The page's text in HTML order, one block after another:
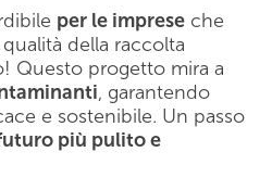
per le imprese che
della raccolta
Questo progetto mira a
, garantendo
e sostenibile. Un passo
più pulito e